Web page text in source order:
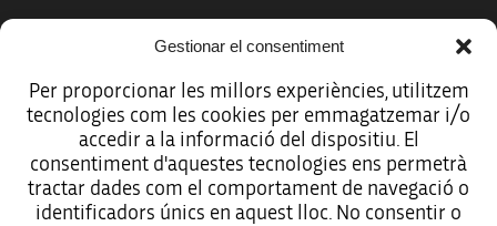
Gestionar el consentiment
Per proporcionar les millors experiències, utilitzem
tecnologies com les cookies per emmagatzemar i/o
accedir a la informació del dispositiu. El
consentiment d'aquestes tecnologies ens permetrà
tractar dades com el comportament de navegació o
identificadors únics en aquest lloc. No consentir o
Avíso legal